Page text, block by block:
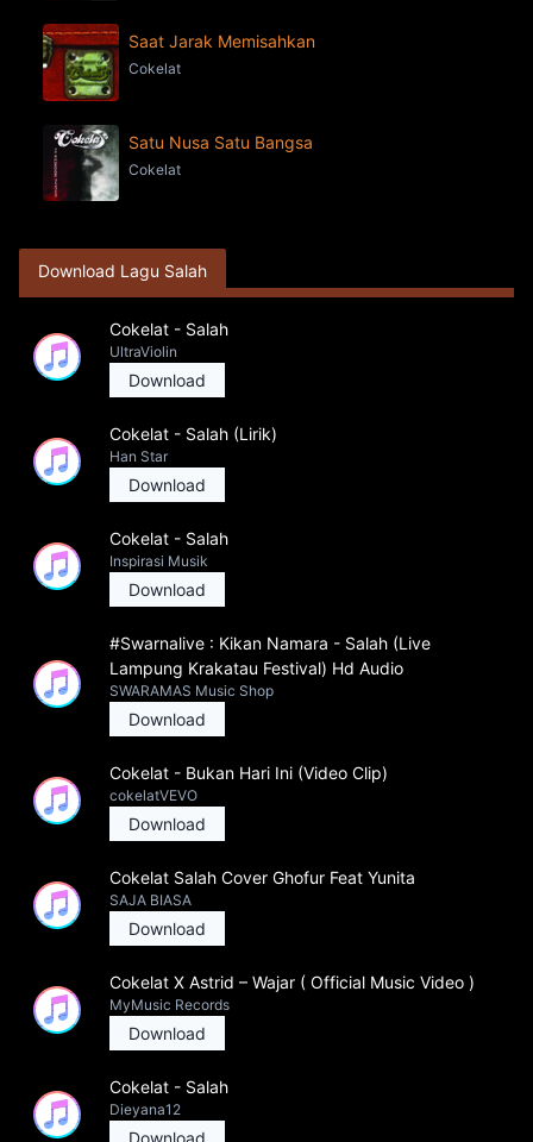
Saat Jarak Memisahkan
Cokelat
Satu Nusa Satu Bangsa
Cokelat
Download Lagu Salah
Cokelat - Salah
UltraViolin
Download
Cokelat - Salah (Lirik)
Han Star
Download
Cokelat - Salah
Inspirasi Musik
Download
#Swarnalive : Kikan Namara - Salah (Live
Lampung Krakatau Festival) Hd Audio
SWARAMAS Music Shop
Download
Cokelat - Bukan Hari Ini (Video Clip)
cokelatVEVO
Download
Cokelat Salah Cover Ghofur Feat Yunita
SAJA BIASA
Download
Cokelat X Astrid – Wajar ( Official Music Video )
MyMusic Records
Download
Cokelat - Salah
Dieyana12
Download